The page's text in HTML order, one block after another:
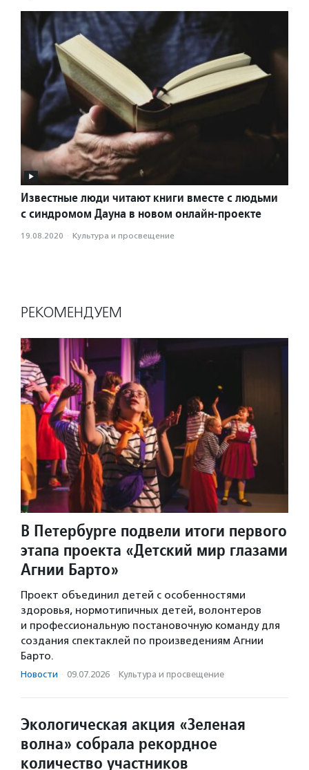
Известные люди читают книги вместе с людьми
с синдромом Дауна в новом онлайн-проекте
19.08.2020 · Культура и просвещение
РЕКОМЕНДУЕМ
В Петербурге подвели итоги первого
этапа проекта «Детский мир глазами
Агнии Барто»
Проект объединил детей с особенностями
здоровья, нормотипичных детей, волонтеров
и профессиональную постановочную команду для
создания спектаклей по произведениям Агнии
Барто.
Новости · 09.07.2026 · Культура и просвещение
Экологическая акция «Зеленая
волна» собрала рекордное
количество участников